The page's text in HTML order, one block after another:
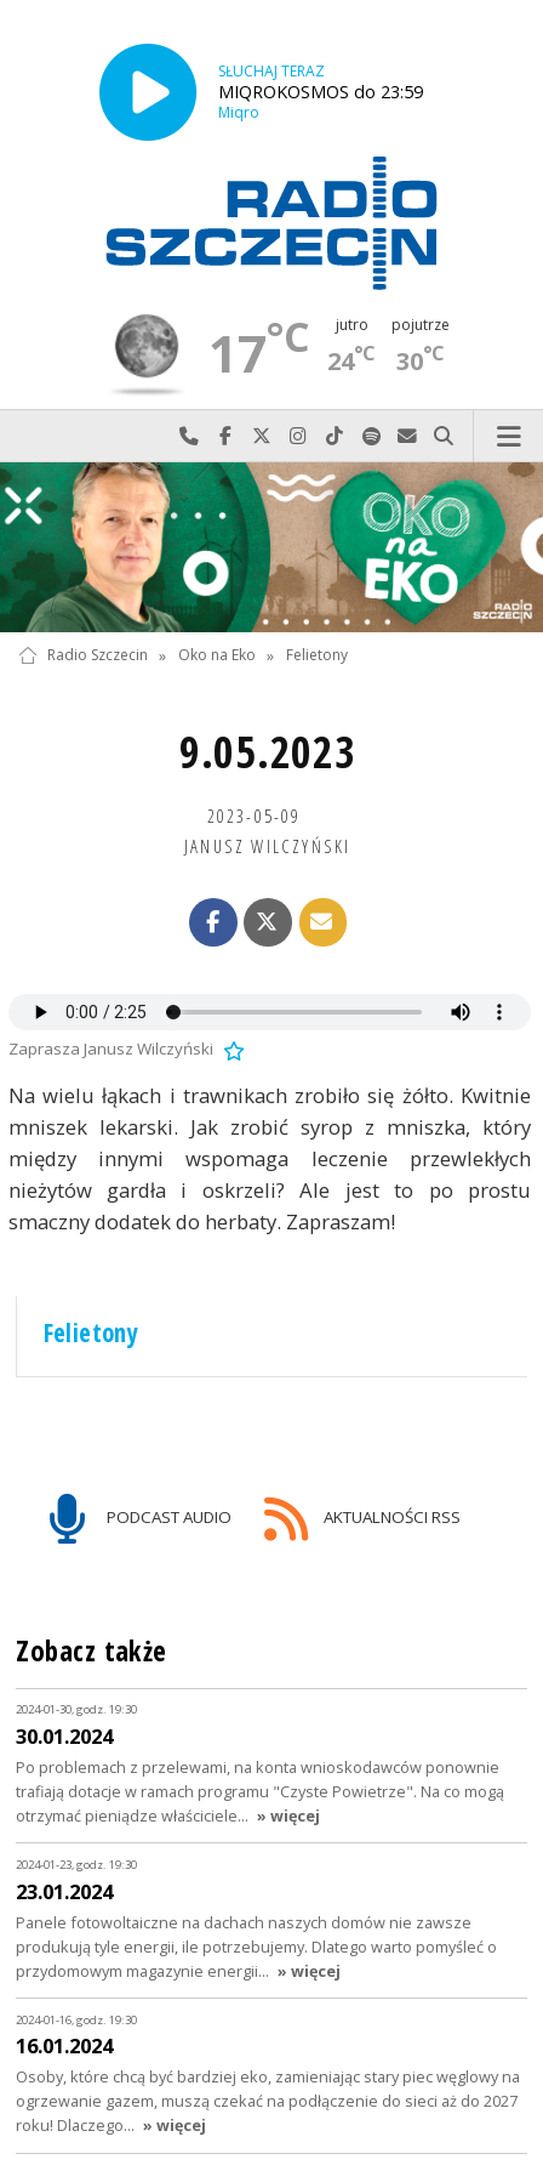
SŁUCHAJ TERAZ
MIQROKOSMOS do 23:59
Miqro
17°C jutro
24°C
pojutrze
30°C
Najlepiej po prostu do nas zadzwoń
Odwiedź nas na Facebook-u
Odwiedź nas na X
Odwiedź nas na Instagram-ie
Odwiedź nas na TikTok-u
Szukaj nas na Spotify
Wyślij do nas
Szukaj
Radio Szczecin » Oko na Eko » Felietony
9.05.2023
2023-05-09
JANUSZ WILCZYŃSKI
Zaprasza Janusz Wilczyński
Na wielu łąkach i trawnikach zrobiło się żółto. Kwitnie
mniszek lekarski. Jak zrobić syrop z mniszka, który
między innymi wspomaga leczenie przewlekłych
nieżytów gardła i oskrzeli? Ale jest to po prostu
smaczny dodatek do herbaty. Zapraszam!
Felietony
PODCAST AUDIO AKTUALNOŚCI RSS
Zobacz także
2024-01-30, godz. 19:30
30.01.2024
Po problemach z przelewami, na konta wnioskodawców ponownie
trafiają dotacje w ramach programu "Czyste Powietrze". Na co mogą
otrzymać pieniądze właściciele… » więcej
2024-01-23, godz. 19:30
23.01.2024
Panele fotowoltaiczne na dachach naszych domów nie zawsze
produkują tyle energii, ile potrzebujemy. Dlatego warto pomyśleć o
przydomowym magazynie energii… » więcej
2024-01-16, godz. 19:30
16.01.2024
Osoby, które chcą być bardziej eko, zamieniając stary piec węglowy na
ogrzewanie gazem, muszą czekać na podłączenie do sieci aż do 2027
roku! Dlaczego… » więcej